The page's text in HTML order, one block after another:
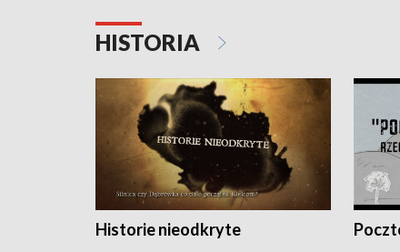
HISTORIA
Historie nieodkryte